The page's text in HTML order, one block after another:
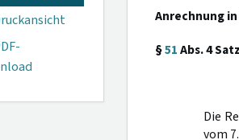
Anrechnung
§51Abs. 4
Die
vom